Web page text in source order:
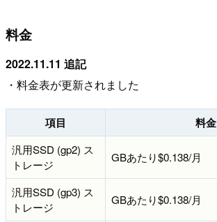
料金
2022.11.11 追記
・料金表が更新されました
項目 料金
汎用SSD (gp2) ス
トレージ
GBあたり$0.138/月
汎用SSD (gp3) ス
トレージ
GBあたり$0.138/月